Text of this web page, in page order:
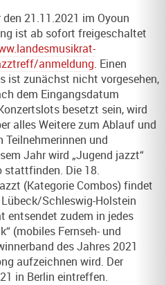
21.11.2021 im Oyoun
ist ab sofort freigeschaltet
anmeldung. Einen
ist zunächst nicht vorgesehen,
dem Eingangsdatum
besetzt sein, wird
alles Weitere zum Ablauf und
Teilnehmerinnen und
Jahr wird „Jugend jazzt“
stattfinden. Die 18.
(Kategorie Combos) findet
Schleswig-Holstein
entsendet zudem in jedes
(mobiles Fernseh- und
des Jahres 2021
aufzeichnen wird. Der
in Berlin eintreffen.